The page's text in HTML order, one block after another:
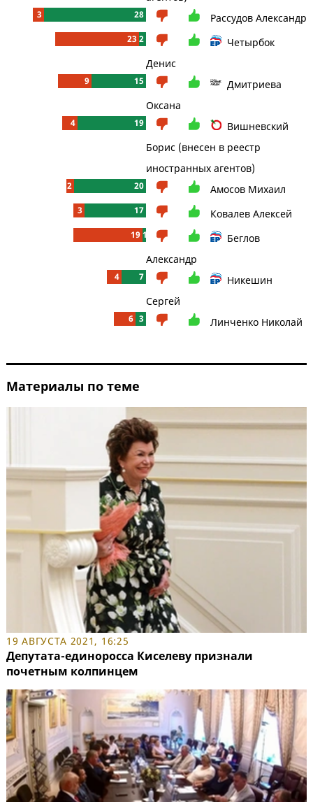
3 28 Рассудов Александр
23 2
Четырбок
Денис
9 15
Дмитриева
Оксана
4 19
Вишневский
Борис (внесен в реестр
иностранных агентов)
2 20 Амосов Михаил
3 17 Ковалев Алексей
191
Беглов
Александр
4 7
Никешин
Сергей
6 3 Линченко Николай
Материалы по теме
19 АВГУСТА 2021, 16:25
Депутата-единоросса Киселеву признали
почетным колпинцем